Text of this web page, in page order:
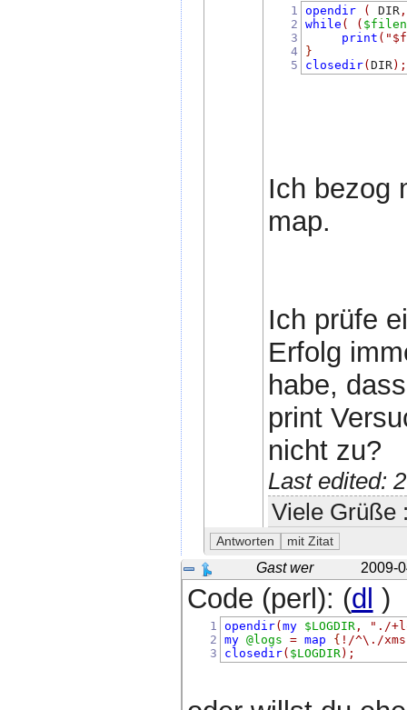
1
2
3
4
5
opendir ( DIR ,
while ( (
print (
}
closedir(DIR);
Ich bezog
map.
Ich prüfe
Erfolg
habe,
print
nicht zu?
Last edited:
Viele Grüße
Gast wer 2009-
Code (perl): (dl )
1
2
3
opendir(my $LOGDIR ,
"./
my @logs = map { ! /^\./xms
closedir( $LOGDIR);